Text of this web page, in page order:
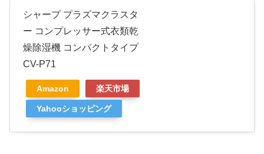
シャープ プラズマクラスタ
ー コンプレッサー式衣類乾
燥除湿機 コンパクトタイプ
CV-P71
Amazon 楽天市場
Yahooショッピング